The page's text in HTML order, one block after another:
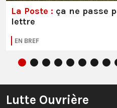
La Poste : ça ne passe
lettre
EN BREF
Lutte Ouvrière